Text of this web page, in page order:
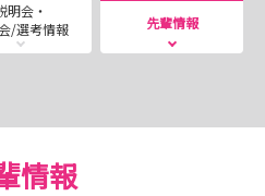
ャリアアップしたい！
療を学びたい！
をしたい！！
明会・
/選考情報
先輩情報
情報